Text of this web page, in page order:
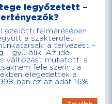
legyőzetett –
ezelőtti felmérésében
a szakterületi
a tervezést –
– gyűlölik. Az idei
változást mutatott: a
fele szerint a
elégedettek a
ban ez az adat 16%